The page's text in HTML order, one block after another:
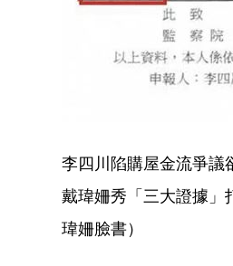
李四川陷購屋金流爭議
戴瑋姍秀「三大證據」
瑋姍臉書）